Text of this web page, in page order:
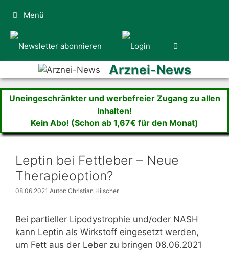
Inhalt
springen
Menü
Arznei-News
Uneingeschränkter und werbefreier Zugang zu allen
Inhalten!
Kein Abo! (Schon ab 1,67€ für den Monat)
Leptin bei Fettleber – Neue
Therapieoption?
08.06.2021 Autor: Christian Hilscher
Bei partieller Lipodystrophie und/oder NASH
kann Leptin als Wirkstoff eingesetzt werden,
um Fett aus der Leber zu bringen 08.06.2021